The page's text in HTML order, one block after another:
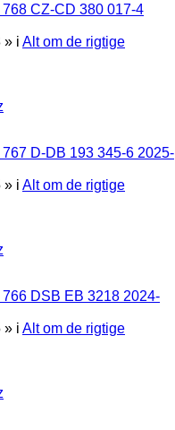
CZ-CD 380 017-4
» i Alt om de rigtige
D-DB 193 345-6 2025-
» i Alt om de rigtige
DSB EB 3218 2024-
» i Alt om de rigtige